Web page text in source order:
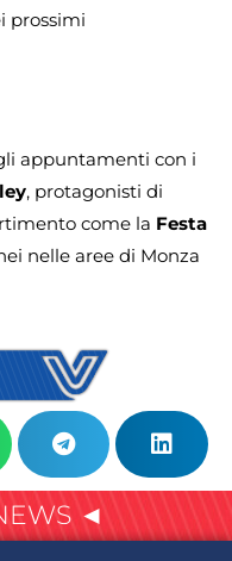
prossimi
appuntamenti con i
, protagonisti di
come la Festa
nelle aree di Monza
◄